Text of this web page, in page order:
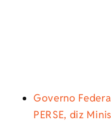
Governo
PERSE, diz